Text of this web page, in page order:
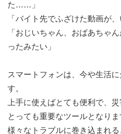
た……」
「バイト先でふざけた動画が
「おじいちゃん、おばあちゃ
ったみたい」
スマートフォンは、今や生活
す。
上手に使えばとても便利で、
とっても重要なツールとなり
様々なトラブルに巻き込まれ